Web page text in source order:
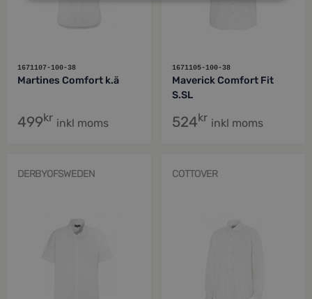
1671107-100-38
Martines Comfort k.ä
499kr inkl moms
1671105-100-38
Maverick Comfort Fit
S.SL
524kr inkl moms
DERBYOFSWEDEN COTTOVER